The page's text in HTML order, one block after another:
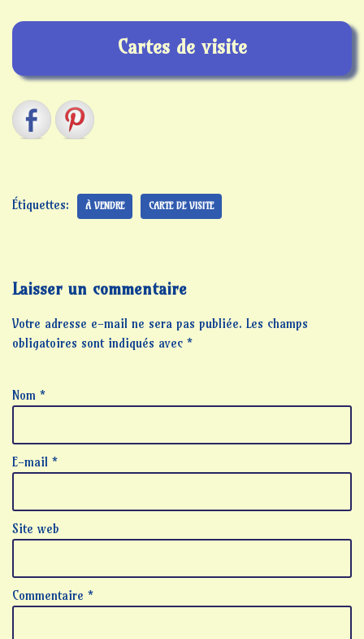
Cartes de visite
Étiquettes: À VENDRE CARTE DE VISITE
Laisser un commentaire
Votre adresse e-mail ne sera pas publiée. Les champs
obligatoires sont indiqués avec *
Nom *
E-mail *
Site web
Commentaire *